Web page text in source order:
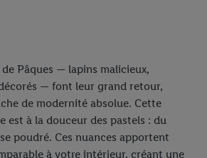
Pâques — lapins malicieux,
— font leur grand retour,
de modernité absolue. Cette
est à la douceur des pastels : du
poudré. Ces nuances apportent
à votre intérieur, créant une